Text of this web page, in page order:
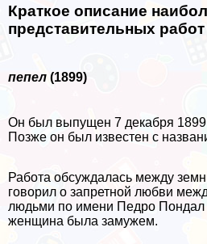
Краткое описание
представительных работ
пепел (1899)
Он был выпущен 7 декабря 1899
Позже он был известен с
Работа обсуждалась между
говорил о запретной любви
людьми по имени Педро Пондал
женщина была замужем.